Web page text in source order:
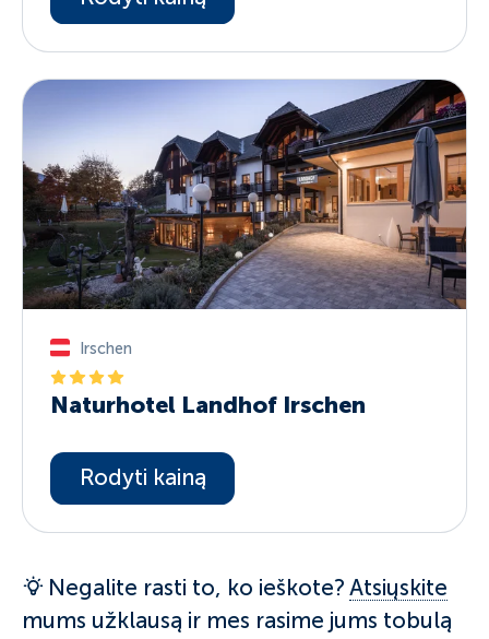
Irschen
Naturhotel Landhof Irschen
Rodyti kainą
Negalite rasti to, ko ieškote?Atsiųskite
mums užklausą ir mes rasime jums tobulą